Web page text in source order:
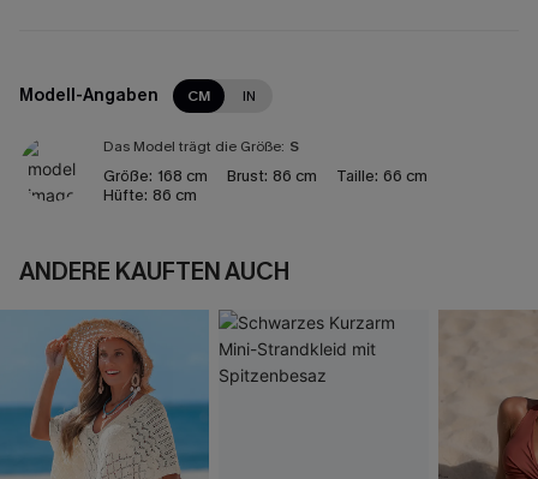
Modell-Angaben CM IN
Das Model trägt die Größe: S
Größe: 168 cm Brust: 86 cm Taille: 66 cm
Hüfte: 86 cm
ANDERE KAUFTEN AUCH